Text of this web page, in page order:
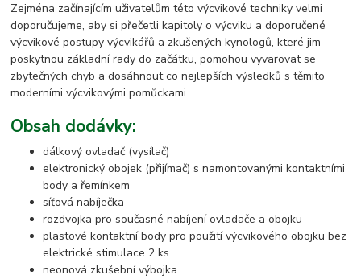
Zejména začínajícím uživatelům této výcvikové techniky velmi
doporučujeme, aby si přečetli kapitoly o výcviku a doporučené
výcvikové postupy výcvikářů a zkušených kynologů, které jim
poskytnou základní rady do začátku, pomohou vyvarovat se
zbytečných chyb a dosáhnout co nejlepších výsledků s těmito
moderními výcvikovými pomůckami.
Obsah dodávky:
dálkový ovladač (vysílač)
elektronický obojek (přijímač) s namontovanými kontaktními
body a řemínkem
síťová nabíječka
rozdvojka pro současné nabíjení ovladače a obojku
plastové kontaktní body pro použití výcvikového obojku bez
elektrické stimulace 2 ks
neonová zkušební výbojka